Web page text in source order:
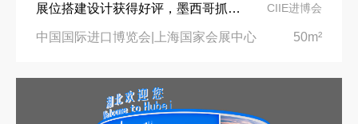
展位搭建设计获得好评，墨西哥抓住进博会展示机会 CIIE进博会
中国国际进口博览会|上海国家会展中心 50m²